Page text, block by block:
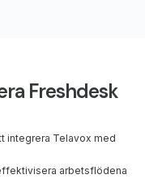
Freshdesk
integrera Telavox med
arbetsflödena